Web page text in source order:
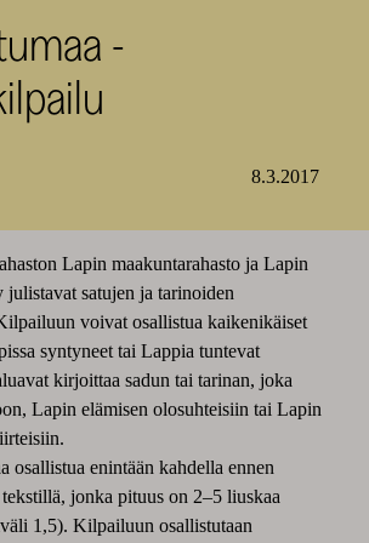
-
8.3.2017
Lapin maakuntarahasto ja Lapin
satujen ja tarinoiden
voivat osallistua kaikenikäiset
syntyneet tai Lappia tuntevat
kirjoittaa sadun tai tarinan, joka
Lapin elämisen olosuhteisiin tai Lapin
osallistua enintään kahdella ennen
jonka pituus on 2–5 liuskaa
1,5). Kilpailuun osallistutaan